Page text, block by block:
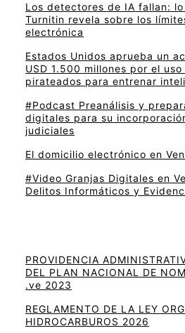
Los detectores de IA fallan:
Turnitin revela sobre los
electrónica
Estados Unidos aprueba un
USD 1.500 millones por el
pirateados para entrenar
#Podcast Preanálisis y
digitales para su
judiciales
El domicilio electrónico en
#Video Granjas Digitales en
Delitos Informáticos y
PROVIDENCIA
DEL PLAN NACIONAL DE
.ve 2023
REGLAMENTO DE LA LEY
HIDROCARBUROS 2026